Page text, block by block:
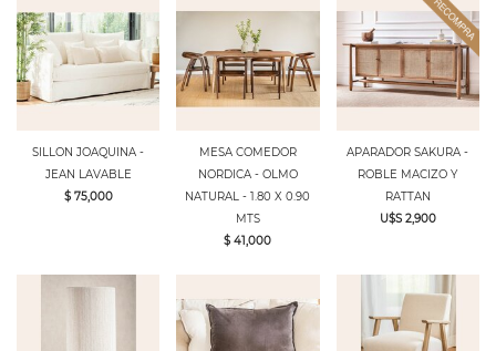
SILLON JOAQUINA -
JEAN LAVABLE
$ 75,000
MESA COMEDOR
NORDICA - OLMO
NATURAL - 1.80 X 0.90
MTS
$ 41,000
APARADOR SAKURA -
ROBLE MACIZO Y
RATTAN
U$S 2,900